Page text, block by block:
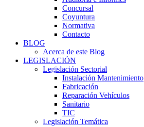
Concursal
Coyuntura
Normativa
Contacto
BLOG
Acerca de este Blog
LEGISLACIÓN
Legislación Sectorial
Instalación Mantenimiento
Fabricación
Reparación Vehículos
Sanitario
TIC
Legislación Temática